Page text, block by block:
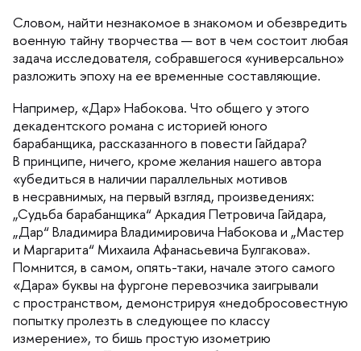
Словом, найти незнакомое в знакомом и обезвредить
оенную тайну творчества — вот в чем состоит любая
задача исследователя, собравшегося «универсально»
разложить эпоху на ее временные составляющие.
Например, «Дар» Набокова. Что общего у этого
декадентского романа с историей юного
арабанщика, рассказанного в повести Гайдара?
принципе, ничего, кроме желания нашего автора
«убедиться в наличии параллельных мотиво
несравнимых, на первый взгляд, произведениях:
Судьба барабанщика“ Аркадия Петровича Гайдара,
Дар“ Владимира Владимировича Набокова и „Мастер
и Маргарита“ Михаила Афанасьевича Булгакова».
Помнится, в самом, опять-таки, начале этого самого
«Дара» буквы на фургоне перевозчика заигрывали
с пространством, демонстрируя «недобросовестную
попытку пролезть в следующее по классу
измерение», то бишь простую изометрию